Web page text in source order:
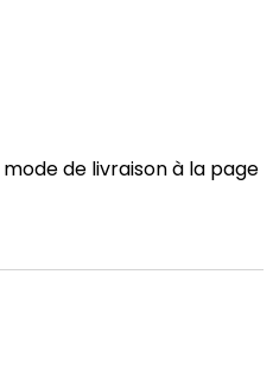
de livraison à la page